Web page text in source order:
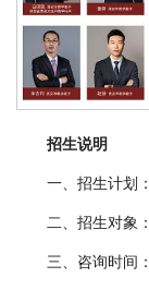
招生说明
一、招生计划
二、招生对象
三、咨询时间：